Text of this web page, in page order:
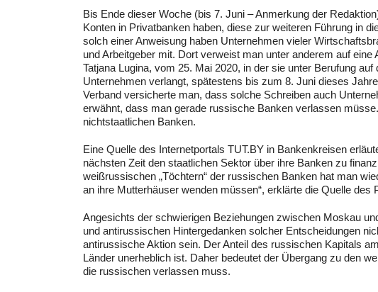
Bis Ende dieser Woche (bis 7. Juni – Anmerkung der
Konten in Privatbanken haben, diese zur weiteren Führung in
solch einer Anweisung haben Unternehmen vieler
und Arbeitgeber mit. Dort verweist man unter anderem auf
Tatjana Lugina, vom 25. Mai 2020, in der sie unter Berufung
Unternehmen verlangt, spätestens bis zum 8. Juni dieses
Verband versicherte man, dass solche Schreiben auch
erwähnt, dass man gerade russische Banken verlassen
nichtstaatlichen Banken.
Eine Quelle des Internetportals TUT.BY in Bankenkreisen
nächsten Zeit den staatlichen Sektor über ihre Banken zu
weißrussischen „Töchtern“ der russischen Banken hat man
an ihre Mutterhäuser wenden müssen“, erklärte die Quelle des
Angesichts der schwierigen Beziehungen zwischen Moskau
und antirussischen Hintergedanken solcher Entscheidungen
antirussische Aktion sein. Der Anteil des russischen Kapitals
Länder unerheblich ist. Daher bedeutet der Übergang zu den
die russischen verlassen muss.